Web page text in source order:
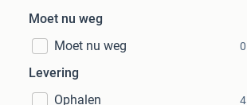
Moet nu weg
Moet nu weg
0
Levering
Ophalen
4